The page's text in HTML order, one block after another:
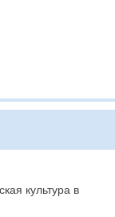
культура в